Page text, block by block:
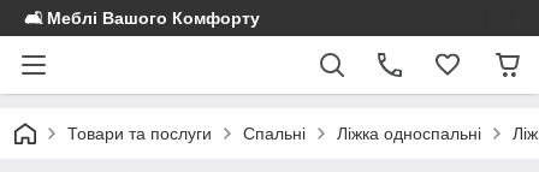
🛋️ Меблі Вашого Комфорту
Товари та послуги Спальні Ліжка односпальні